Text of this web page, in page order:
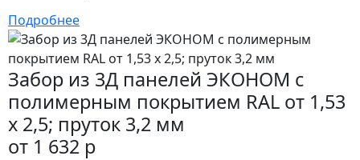
Подробнее
Забор из 3Д панелей ЭКОНОМ с
полимерным покрытием RAL от 1,53
х 2,5; пруток 3,2 мм
от 1 632 р